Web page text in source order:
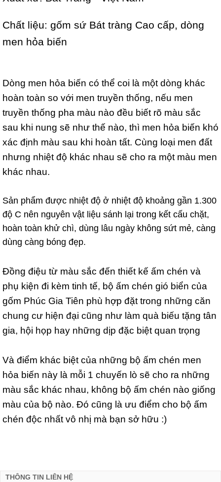
Chất liệu: gốm sứ Bát tràng Cao cấp, dòng
men hỏa biến
Dòng men hỏa biến có thể coi là một dòng khác
hoàn toàn so với men truyền thống, nếu men
truyền thống pha màu nào đều biết rõ màu sắc
sau khi nung sẽ như thế nào, thì men hỏa biến khó
xác định màu sau khi hoàn tất. Cùng loại men đất
nhưng nhiệt độ khác nhau sẽ cho ra một màu men
khác nhau.
Sản phẩm được nhiệt độ ở nhiệt độ khoảng gần 1.300
độ C nên nguyên vật liệu sánh lại trong kết cấu chặt,
hoàn toàn khử chì, dùng lâu ngày không sứt mẻ, càng
dùng càng bóng đẹp.
Đồng điệu từ màu sắc đến thiết kế ấm chén và
phụ kiện đi kèm tinh tế, bộ ấm chén gió biển của
gốm Phúc Gia Tiên phù hợp đặt trong những căn
chung cư hiện đại cũng như làm quà biếu tặng tân
gia, hội họp hay những dịp đặc biệt quan trọng
Và điểm khác biệt của những bộ ấm chén men
hỏa biến này là mỗi 1 chuyến lò sẽ cho ra những
màu sắc khác nhau, không bộ ấm chén nào giống
màu của bộ nào. Đó cũng là ưu điểm cho bộ ấm
chén độc nhất vô nhị mà bạn sở hữu :)
THÔNG TIN LIÊN HỆ